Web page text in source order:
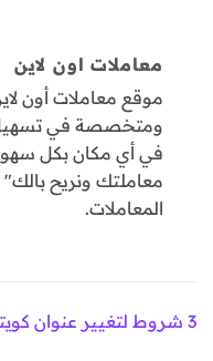
معاملات اون لاين
موقع معاملات أون
ومتخصصة في تسهيل
في أي مكان بكل
معاملتك ونريح بالك"
المعاملات.
3 شروط لتغيير عنوان كويتي